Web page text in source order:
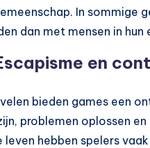
In sommige
dan met mensen in hun
en
bieden games een
problemen oplossen
leven hebben spelers